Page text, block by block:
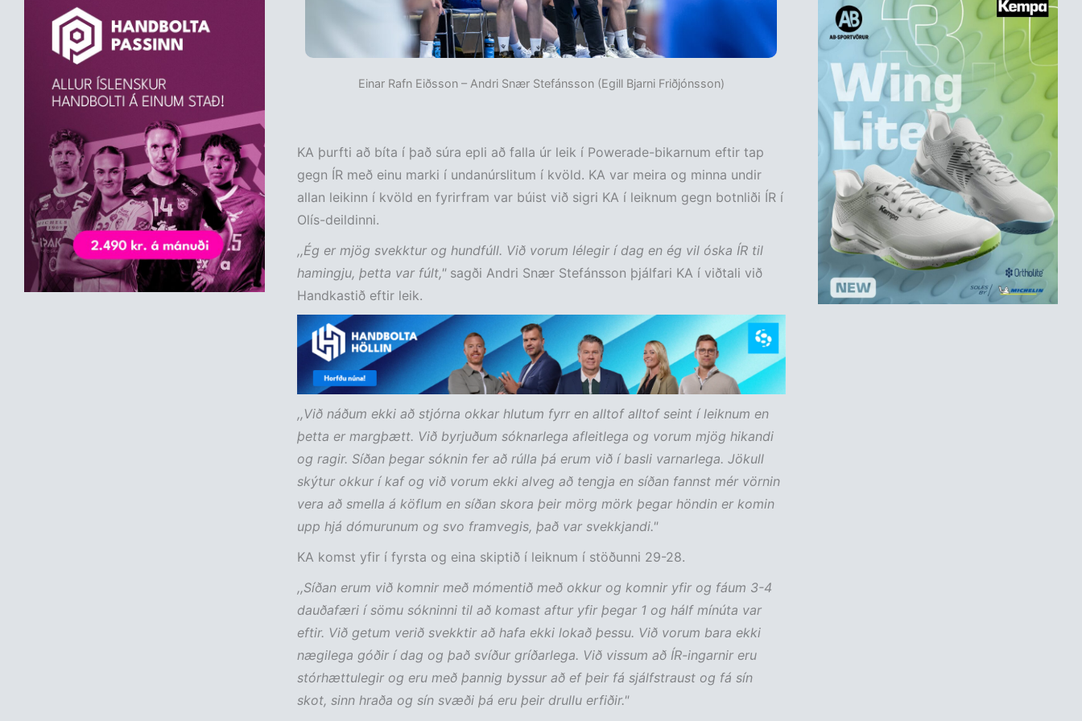
Einar Rafn Eiðsson – Andri Snær Stefánsson (Egill Bjarni Friðjónsson)
KA þurfti að bíta í það súra epli að falla úr leik í Powerade-bikarnum eftir tap
gegn ÍR með einu marki í undanúrslitum í kvöld. KA var meira og minna undir
allan leikinn í kvöld en fyrirfram var búist við sigri KA í leiknum gegn botnliði ÍR í
Olís-deildinni.
,,Ég er mjög svekktur og hundfúll. Við vorum lélegir í dag en ég vil óska ÍR til
hamingju, þetta var fúlt," sagði Andri Snær Stefánsson þjálfari KA í viðtali við
Handkastið eftir leik.
,,Við náðum ekki að stjórna okkar hlutum fyrr en alltof alltof seint í leiknum en
þetta er margþætt. Við byrjuðum sóknarlega afleitlega og vorum mjög hikandi
og ragir. Síðan þegar sóknin fer að rúlla þá erum við í basli varnarlega. Jökull
skýtur okkur í kaf og við vorum ekki alveg að tengja en síðan fannst mér vörnin
vera að smella á köflum en síðan skora þeir mörg mörk þegar höndin er komin
upp hjá dómurunum og svo framvegis, það var svekkjandi."
KA komst yfir í fyrsta og eina skiptið í leiknum í stöðunni 29-28.
,,Síðan erum við komnir með mómentið með okkur og komnir yfir og fáum 3-4
dauðafæri í sömu sókninni til að komast aftur yfir þegar 1 og hálf mínúta var
eftir. Við getum verið svekktir að hafa ekki lokað þessu. Við vorum bara ekki
nægilega góðir í dag og það svíður gríðarlega. Við vissum að ÍR-ingarnir eru
stórhættulegir og eru með þannig byssur að ef þeir fá sjálfstraust og fá sín
skot, sinn hraða og sín svæði þá eru þeir drullu erfiðir."